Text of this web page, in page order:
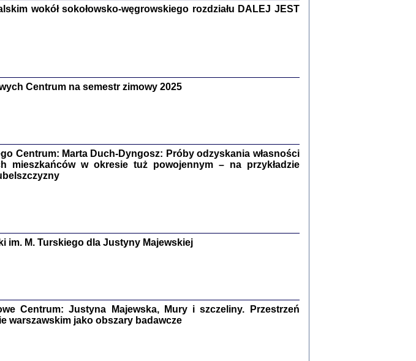
Warszawa 2019
red. i wstęp Barbara Engelking, Jan Grabowski
Stanisław Adler, oprac. i wstępem opatrzyłaMarta Janczewska
Warszawa 2018
wokół sokołowsko-węgrowskiego rozdziału DALEJ JEST
Centrum na semestr zimowy 2025
Centrum: Marta Duch-Dyngosz: Próby odzyskania własności
mieszkańców w okresie tuż powojennym – na przykładzie
im. M. Turskiego dla Justyny Majewskiej
Centrum: Justyna Majewska, Mury i szczeliny. Przestrzeń
warszawskim jako obszary badawcze